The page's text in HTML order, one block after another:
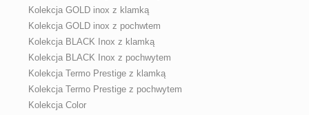
Kolekcja GOLD inox z klamką
Kolekcja GOLD inox z pochwtem
Kolekcja BLACK Inox z klamką
Kolekcja BLACK Inox z pochwytem
Kolekcja Termo Prestige z klamką
Kolekcja Termo Prestige z pochwytem
Kolekcja Color